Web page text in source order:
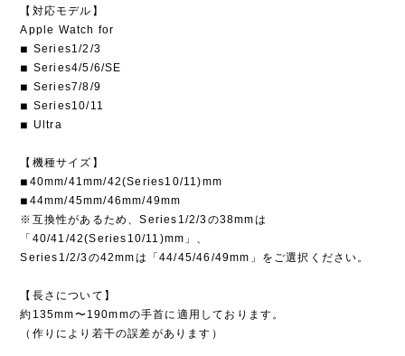
【対応モデル】
Apple Watch for
◾︎ Series1/2/3
◾︎ Series4/5/6/SE
◾︎ Series7/8/9
◾︎ Series10/11
◾︎ Ultra
【機種サイズ】
◾︎40mm/41mm/42(Series10/11)mm
◾︎44mm/45mm/46mm/49mm
※互換性があるため、Series1/2/3の38mmは
「40/41/42(Series10/11)mm」、
Series1/2/3の42mmは「44/45/46/49mm」をご選択ください。
【長さについて】
約135mm〜190mmの手首に適用しております。
（作りにより若干の誤差があります）